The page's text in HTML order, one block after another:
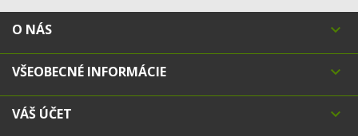
O NÁS 
VŠEOBECNÉ INFORMÁCIE 
VÁŠ ÚČET 